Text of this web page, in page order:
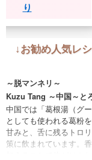
↓お勧め人気レ
～脱マンネリ～
Kuzu Tang ～中国～と
中国では「葛根湯（グ
としても使われる葛粉
甘みと、舌に残るトロ
策に飲まれています。